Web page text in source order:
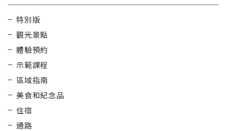
特別版
觀光景點
體驗預約
示範課程
區域指南
美食和紀念品
住宿
通路